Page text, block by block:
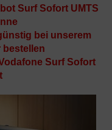
Surf Sofort UMTS
bei unserem
bestellen
Surf Sofort